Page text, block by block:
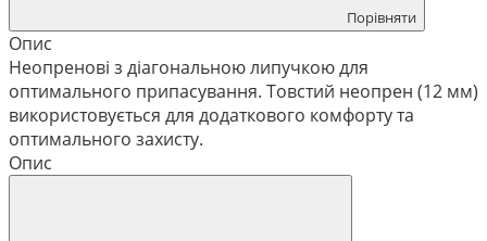
Порівняти
Опис
Неопренові з діагональною липучкою для
оптимального припасування. Товстий неопрен (12 мм)
використовується для додаткового комфорту та
оптимального захисту.
Опис